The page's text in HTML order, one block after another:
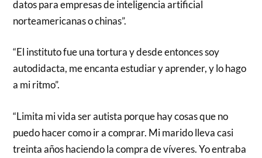
datos para empresas de inteligencia artificial
norteamericanas o chinas”.
“El instituto fue una tortura y desde entonces soy
autodidacta, me encanta estudiar y aprender, y lo hago
a mi ritmo”.
“Limita mi vida ser autista porque hay cosas que no
puedo hacer como ir a comprar. Mi marido lleva casi
treinta años haciendo la compra de víveres. Yo entraba